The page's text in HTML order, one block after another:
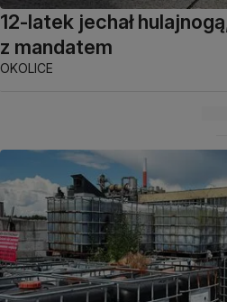
12-latek jechał
z mandatem
OKOLICE